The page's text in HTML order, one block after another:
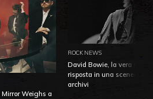
Weighs a
ROCK NEWS
David Bowie, la vera
risposta in una
archivi